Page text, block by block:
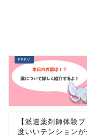
【派遣薬剤師体験
度いいテンションが